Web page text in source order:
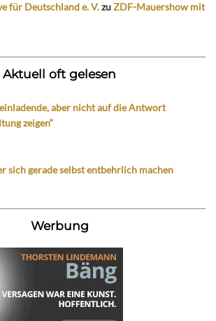
für Deutschland e. V.zuZDF-Mauershow mit
Aktuell oft gelesen
aber nicht auf die Antwort
zeigen“
sich gerade selbst entbehrlich machen
Werbung